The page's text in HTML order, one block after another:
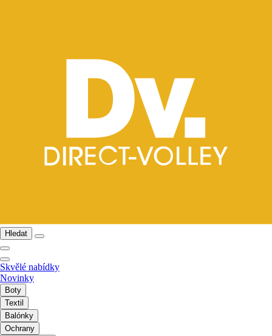
Hledat
Skvělé nabídky
Novinky
Boty
Textil
Balónky
Ochrany